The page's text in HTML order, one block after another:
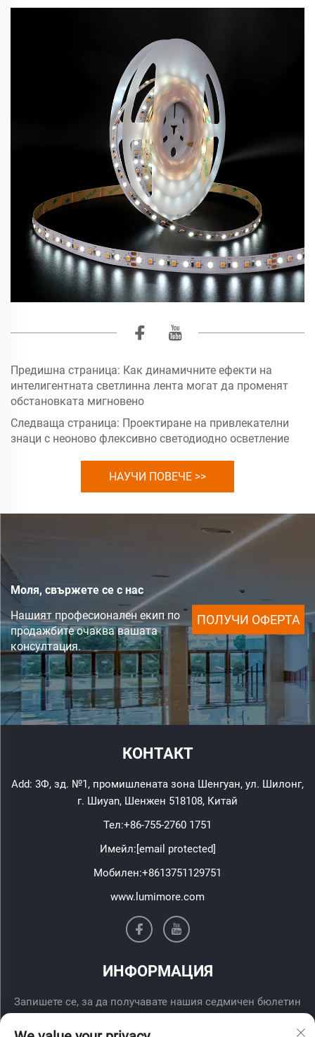
Предишна страница: Как динамичните ефекти на
интелигентната светлинна лента могат да променят
обстановката мигновено
Следваща страница: Проектиране на привлекателни
знаци с неоново флексивно светодиодно осветление
НАУЧИ ПОВЕЧЕ >>
Моля, свържете се с нас
Нашият професионален екип по
продажбите очаква вашата
консултация.
ПОЛУЧИ ОФЕРТА
КОНТАКТ
Add: 3Ф, зд. №1, промишлената зона Шенгуан, ул. Шилонг,
г. Шиyan, Шенжен 518108, Китай
Тел:+86-755-2760 1751
Имейл:[email protected]
Мобилен:+8613751129751
www.lumimore.com
ИНФОРМАЦИЯ
Запишете се, за да получавате нашия седмичен бюлетин